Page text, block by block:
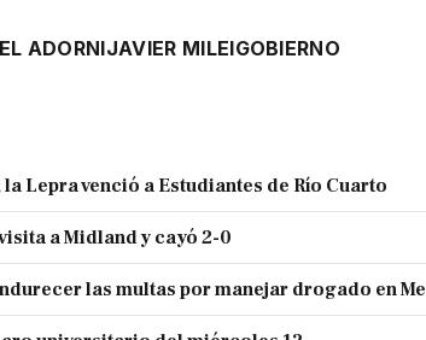
ADORNIJAVIER MILEIGOBIERNO
Lepra venció a Estudiantes de Río Cuarto
a Midland y cayó 2-0
las multas por manejar drogado en